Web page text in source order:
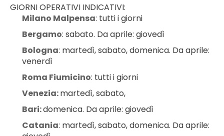
GIORNI OPERATIVI INDICATIVI:
Milano Malpensa: tutti i giorni
Bergamo: sabato. Da aprile: giovedì
Bologna: martedì, sabato, domenica. Da aprile:
venerdì
Roma Fiumicino: tutti i giorni
Venezia: martedì, sabato,
Bari: domenica. Da aprile: giovedì
Catania: martedì, sabato, domenica. Da aprile: